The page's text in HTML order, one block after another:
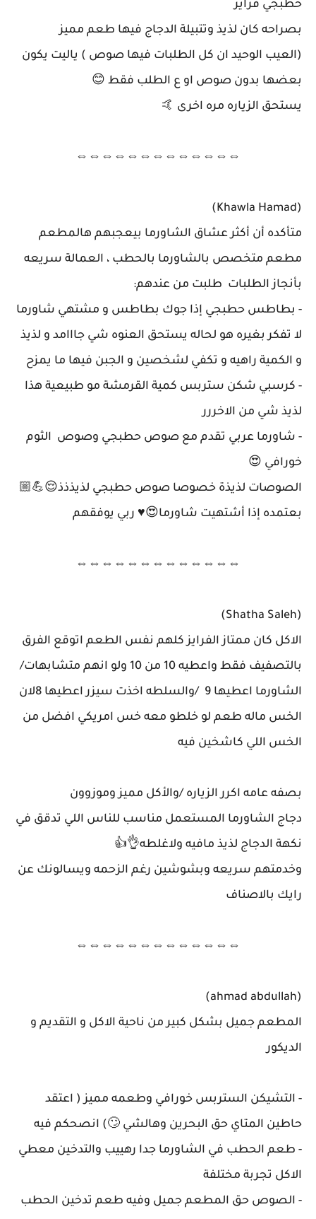
حطبجي فرايز
بصراحه كان لذيذ وتتبيلة الدجاج فيها طعم مميز
(العيب الوحيد ان كل الطلبات فيها صوص ) ياليت يكون
بعضها بدون صوص او ع الطلب فقط 😊
يستحق الزياره مره اخرى 🤙
⇔⇔⇔⇔⇔⇔⇔⇔⇔⇔⇔⇔⇔
(Khawla Hamad)
متأكده أن أكثر عشاق الشاورما بيعجبهم هالمطعم
مطعم متخصص بالشاورما بالحطب ، العمالة سريعه
بأنجاز الطلبات طلبت من عندهم:
- بطاطس حطبجي إذا جوك بطاطس و مشتهي شاورما
لا تفكر بغيره هو لحاله يستحق العنوه شي جااامد و لذيذ
و الكمية راهيه و تكفي لشخصين و الجبن فيها ما يمزح
- كرسبي شكن ستربس كمية القرمشة مو طبيعية هذا
لذيذ شي من الاخررر
- شاورما عربي تقدم مع صوص حطبجي وصوص الثوم
خورافي 😍
الصوصات لذيذة خصوصا صوص حطبجي لذيذذذ😌💪🏼
بعتمده إذا أشتهيت شاورما😍♥️ ربي يوفقهم
⇔⇔⇔⇔⇔⇔⇔⇔⇔⇔⇔⇔⇔
(Shatha Saleh)
الاكل كان ممتاز الفرايز كلهم نفس الطعم اتوقع الفرق
بالتصفيف فقط واعطيه 10 من 10 ولو انهم متشابهات/
الشاورما اعطيها 9 /والسلطه اخذت سيزر اعطيها 8لان
الخس ماله طعم لو خلطو معه خس امريكي افضل من
الخس اللي كاشخين فيه
بصفه عامه اكرر الزياره /والأكل مميز وموزوون
دجاج الشاورما المستعمل مناسب للناس اللي تدقق في
نكهة الدجاج لذيذ مافيه ولاغلطه👌👍
وخدمتهم سريعه وبشوشين رغم الزحمه ويسالونك عن
رايك بالاصناف
⇔⇔⇔⇔⇔⇔⇔⇔⇔⇔⇔⇔⇔
(ahmad abdullah)
المطعم جميل بشكل كبير من ناحية الاكل و التقديم و
الديكور
- التشيكن الستربس خورافي وطعمه مميز ( اعتقد
حاطين المتاي حق البحرين وهالشي 🙄) انصحكم فيه
- طعم الحطب في الشاورما جدا رهييب والتدخين معطي
الاكل تجربة مختلفة
- الصوص حق المطعم جميل وفيه طعم تدخين الحطب